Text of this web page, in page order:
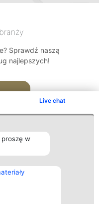
Live chat
proszę w
Sprawdź naszą
najlepszych!
Kontakt
Kontakt